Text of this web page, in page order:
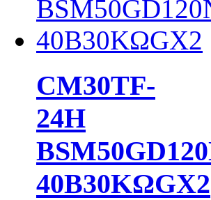
CM30TF-
24H
40B30KΩGX2